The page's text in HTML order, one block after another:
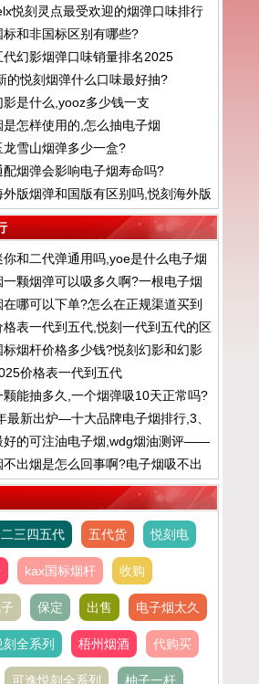
悦刻灵点最受欢迎的烟弹口味排行
标和非国标区别有哪些?
代幻影烟弹口味销量排名2025
的悦刻烟弹什么口味最好抽?
影是什么,yooz多少钱一支
是怎样使用的,怎么抽电子烟
龙雪山烟弹多少一盒?
配烟弹会影响电子烟寿命吗?
外版烟弹和国版有区别吗,悦刻海外版
假
你和二代弹通用吗,yoe是什么电子烟
一颗烟弹可以吸多久啊?一根电子烟
时间
在哪可以下单?怎么在正规渠道买到
电子烟
格表一代到五代,悦刻一代到五代的区
标烟杆价格多少钱?悦刻幻影和幻影
价格表一代到五代
颗能抽多久,一个烟弹吸10天正常吗?
最新出炉—十大品牌电子烟排行,3、
好的可注油电子烟,wdg烟油测评——
乐味
不出烟是怎么回事啊?电子烟吸不出
怎么办
三四五代 五代货 悦刻电
kax国标烟杆 收购
保定 出售 电子烟太久
全系列 梧州烟酒 代购买
可逸悦刻全系列 柚子一杆